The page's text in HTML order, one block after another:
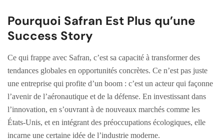
Pourquoi Safran Est Plus qu’une
Success Story
Ce qui frappe avec Safran, c’est sa capacité à transformer des
tendances globales en opportunités concrètes. Ce n’est pas juste
une entreprise qui profite d’un boom : c’est un acteur qui façonne
l’avenir de l’aéronautique et de la défense. En investissant dans
l’innovation, en s’ouvrant à de nouveaux marchés comme les
États-Unis, et en intégrant des préoccupations écologiques, elle
incarne une certaine idée de l’industrie moderne.